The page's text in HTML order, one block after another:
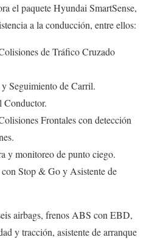
el paquete Hyundai SmartSense,
a la conducción, entre ellos:
de Tráfico Cruzado
Seguimiento de Carril.
Conductor.
Frontales con detección
y monitoreo de punto ciego.
Stop & Go y Asistente de
airbags, frenos ABS con EBD,
y tracción, asistente de arranque